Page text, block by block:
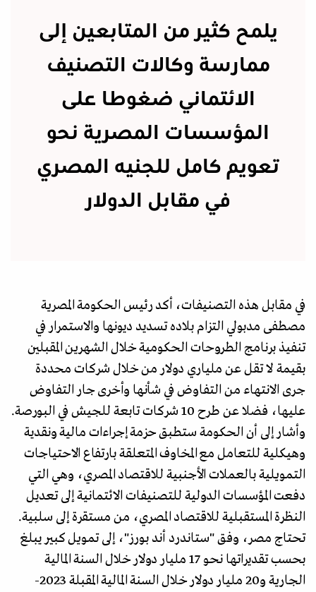
يلمح كثير من المتابعين إلى
ممارسة وكالات التصنيف
الائتماني ضغوطا على
المؤسسات المصرية نحو
تعويم كامل للجنيه المصري
في مقابل الدولار
في مقابل هذه التصنيفات، أكد رئيس الحكومة المصرية
مصطفى مدبولي التزام بلاده تسديد ديونها والاستمرار في
تنفيذ برنامج الطروحات الحكومية خلال الشهرين المقبلين
بقيمة لا تقل عن ملياري دولار من خلال شركات محددة
جرى الانتهاء من التفاوض في شأنها وأخرى جار التفاوض
عليها، فضلا عن طرح 10 شركات تابعة للجيش في البورصة.
وأشار إلى أن الحكومة ستطبق حزمة إجراءات مالية ونقدية
وهيكلية للتعامل مع المخاوف المتعلقة بارتفاع الاحتياجات
التمويلية بالعملات الأجنبية للاقتصاد المصري، وهي التي
دفعت المؤسسات الدولية للتصنيفات الائتمانية إلى تعديل
النظرة المستقبلية للاقتصاد المصري، من مستقرة إلى سلبية.
تحتاج مصر، وفق "ستاندرد أند بورز"، إلى تمويل كبير يبلغ
بحسب تقديراتها نحو 17 مليار دولار خلال السنة المالية
الجارية و20 مليار دولار خلال السنة المالية المقبلة 2023-